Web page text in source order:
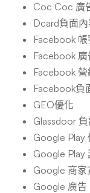
Coc Coc 廣
Dcard負面
Facebook
Facebook 廣
Facebook 營
Facebook負
GEO優化
Glassdoor
Google Play
Google Play
Google 商家
Google 廣告